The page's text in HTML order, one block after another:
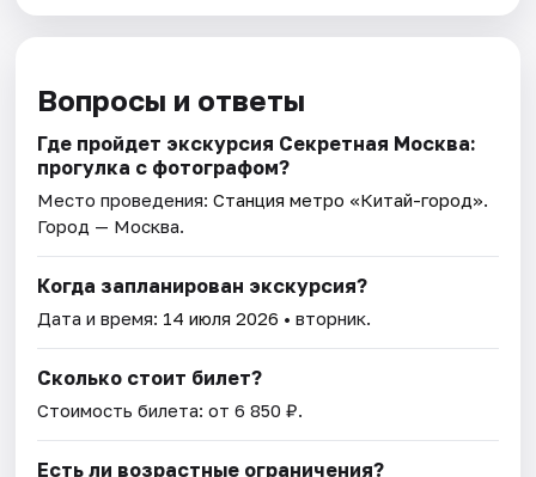
Вопросы и ответы
Где пройдет экскурсия Секретная Москва:
прогулка с фотографом?
Место проведения:Станция метро «Китай-город».
Город — Москва.
Когда запланирован экскурсия?
Дата и время: 14 июля 2026 • вторник.
Сколько стоит билет?
Стоимость билета: от 6 850 ₽.
Есть ли возрастные ограничения?